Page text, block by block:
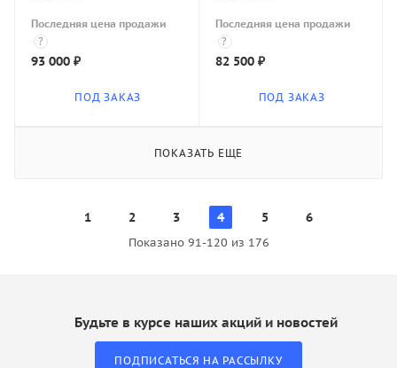
Последняя цена продажи
?
93 000 ₽
ПОД ЗАКАЗ
Последняя цена продажи
?
82 500₽
ПОД ЗАКАЗ
ПОКАЗАТЬ ЕЩЕ
1 2 3 4 5 6
Показано 91-120 из 176
Будьте в курсе наших акций и новостей
ПОДПИСАТЬСЯ НА РАССЫЛКУ